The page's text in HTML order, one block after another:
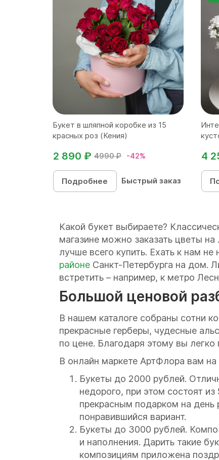
Букет в шляпной коробке из 15
красных роз (Кения)
4990 ₽ -42%
2 890 ₽
Подробнее Быстрый заказ
4
Какой букет выбираете?
магазине можно заказать цветы
лучше всего купить. Ехать к нам
районе Санкт-Петербурга на дом.
встретить – например, к метро
Большой ценовой
В нашем каталоге собраны сотни
прекрасные герберы, чудесные
по цене. Благодаря этому вы
В онлайн маркете АртФлора вам
Букеты до 2000 рублей.
недорого, при этом состоят
прекрасным подарком на день
понравившийся вариант.
Букеты до 3000 рублей.
и наполнения. Дарить такие
композициям приложена